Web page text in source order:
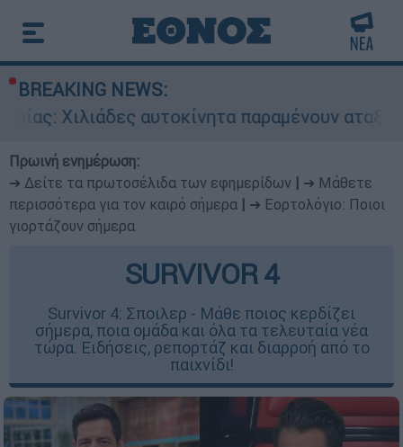
BREAKING NEWS:
αυτοκίνητα παραμένουν αταξινόμητα -
Πρωινή ενημέρωση:
➔ Δείτε τα πρωτοσέλιδα των εφημερίδων
➔ Μάθετε
περισσότερα για τον καιρό σήμερα
➔ Εορτολόγιο: Ποιοι
γιορτάζουν σήμερα
SURVIVOR 4
Survivor 4: Σποιλερ - Μάθε ποιος κερδίζει
σήμερα, ποια ομάδα και όλα τα τελευταία νέα
τώρα. Ειδήσεις, ρεπορτάζ και διαρροή από το
παιχνίδι!